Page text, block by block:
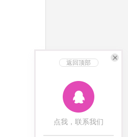
返回顶部
点我，联系我们